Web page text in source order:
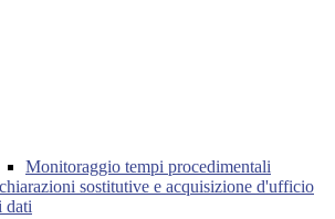
Monitoraggio tempi procedimentali
sostitutive e acquisizione d'ufficio
dati